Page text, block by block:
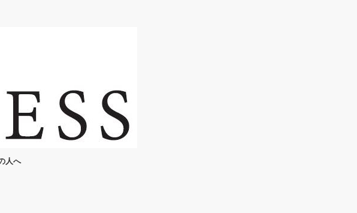
人へ